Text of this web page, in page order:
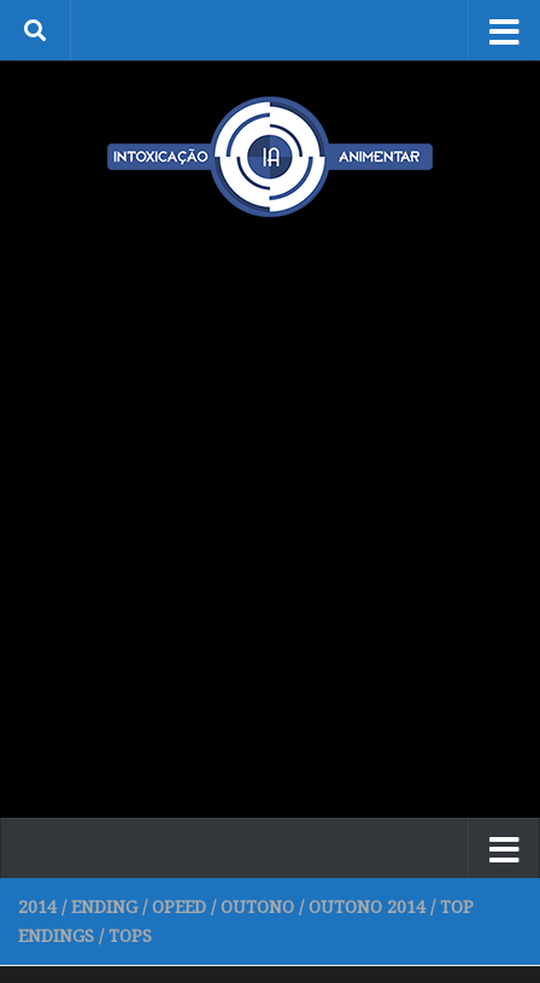
Skip to content
2014 / ENDING / OPEED / OUTONO / OUTONO 2014 / TOP
ENDINGS / TOPS